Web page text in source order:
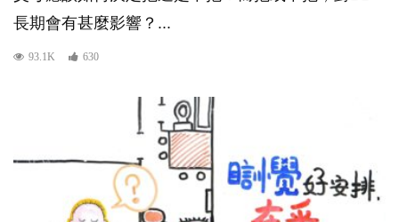
長期會有甚麼影響？...
93.1K 630